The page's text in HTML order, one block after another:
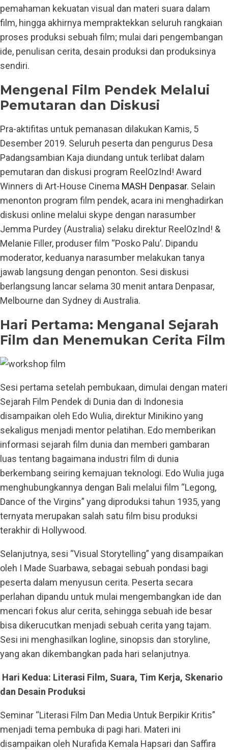
pemahaman kekuatan visual dan materi suara dalam
film, hingga akhirnya mempraktekkan seluruh rangkaian
proses produksi sebuah film; mulai dari pengembangan
ide, penulisan cerita, desain produksi dan produksinya
sendiri.
Mengenal Film Pendek Melalui
Pemutaran dan Diskusi
Pra-aktifitas untuk pemanasan dilakukan Kamis, 5
Desember 2019. Seluruh peserta dan pengurus Desa
Padangsambian Kaja diundang untuk terlibat dalam
pemutaran dan diskusi program ReelOzInd! Award
Winners di Art-House Cinema MASH Denpasar. Selain
menonton program film pendek, acara ini menghadirkan
diskusi online melalui skype dengan narasumber
Jemma Purdey (Australia) selaku direktur ReelOzInd! &
Melanie Filler, produser film “Posko Palu’. Dipandu
moderator, keduanya narasumber melakukan tanya
jawab langsung dengan penonton. Sesi diskusi
berlangsung lancar selama 30 menit antara Denpasar,
Melbourne dan Sydney di Australia.
Hari Pertama: Menganal Sejarah
Film dan Menemukan Cerita Film
Sesi pertama setelah pembukaan, dimulai dengan materi
Sejarah Film Pendek di Dunia dan di Indonesia
disampaikan oleh Edo Wulia, direktur Minikino yang
sekaligus menjadi mentor pelatihan. Edo memberikan
informasi sejarah film dunia dan memberi gambaran
luas tentang bagaimana industri film di dunia
berkembang seiring kemajuan teknologi. Edo Wulia juga
menghubungkannya dengan Bali melalui film “Legong,
Dance of the Virgins” yang diproduksi tahun 1935, yang
ternyata merupakan salah satu film bisu produksi
terakhir di Hollywood.
Selanjutnya, sesi “Visual Storytelling” yang disampaikan
oleh I Made Suarbawa, sebagai sebuah pondasi bagi
peserta dalam menyusun cerita. Peserta secara
perlahan dipandu untuk mulai mengembangkan ide dan
mencari fokus alur cerita, sehingga sebuah ide besar
bisa dikerucutkan menjadi sebuah cerita yang tajam.
Sesi ini menghasilkan logline, sinopsis dan storyline,
yang akan dikembangkan pada hari selanjutnya.
Hari Kedua: Literasi Film, Suara, Tim Kerja, Skenario
dan Desain Produksi
Seminar “Literasi Film Dan Media Untuk Berpikir Kritis”
menjadi tema pembuka di pagi hari. Materi ini
disampaikan oleh Nurafida Kemala Hapsari dan Saffira